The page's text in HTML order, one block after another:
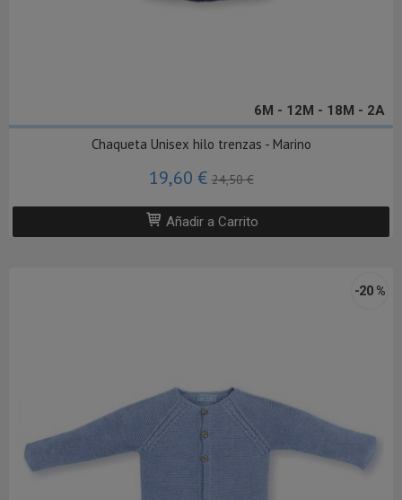
6M - 12M - 18M - 2A
Chaqueta Unisex hilo trenzas - Marino
19,60 €24,50 €
Añadir a Carrito
-20 %